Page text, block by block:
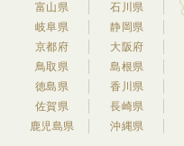
富山県
石川県
岐阜県
静岡県
京都府
大阪府
鳥取県
島根県
徳島県
香川県
佐賀県
長崎県
鹿児島県
沖縄県